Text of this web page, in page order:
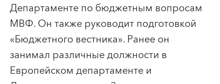
Департаменте по бюджетным вопросам
МВФ. Он также руководит подготовкой
«Бюджетного вестника». Ранее он
занимал различные должности в
Европейском департаменте и